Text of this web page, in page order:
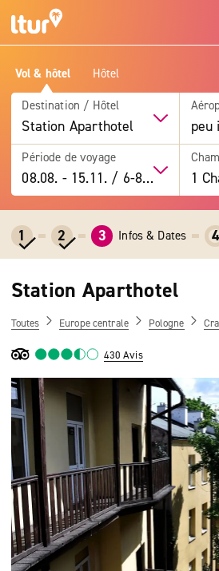
Vol & hôtel Hôtel
Destination / Hôtel
Station Aparthotel peu
Période de voyage
08.08. -15.11. / 6-8 jours 1
1 2 3 Infos & Dates 4
Station Aparthotel
Toutes Europe centrale Pologne
430 Avis